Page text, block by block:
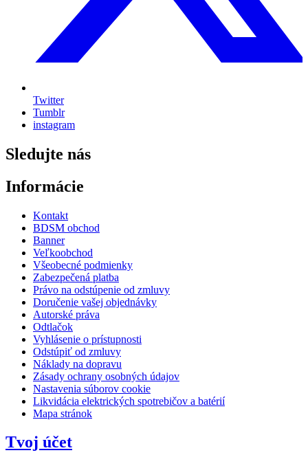
Twitter
Tumblr
instagram
Sledujte nás
Informácie
Kontakt
BDSM obchod
Banner
Veľkoobchod
Všeobecné podmienky
Zabezpečená platba
Právo na odstúpenie od zmluvy
Doručenie vašej objednávky
Autorské práva
Odtlačok
Vyhlásenie o prístupnosti
Odstúpiť od zmluvy
Náklady na dopravu
Zásady ochrany osobných údajov
Nastavenia súborov cookie
Likvidácia elektrických spotrebičov a batérií
Mapa stránok
Tvoj účet